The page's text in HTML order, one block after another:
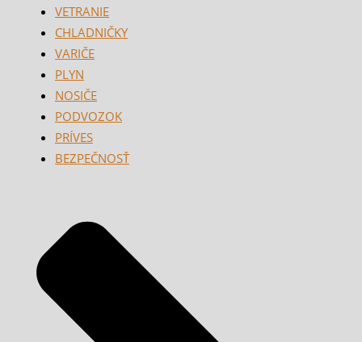
VETRANIE
CHLADNIČKY
VARIČE
PLYN
NOSIČE
PODVOZOK
PRÍVES
BEZPEČNOSŤ